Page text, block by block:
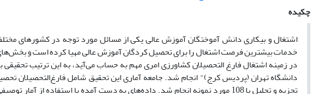
چکیده
اشتغال و بیکاری دانش آموختگان آموزش عالی یکی از مسائل مورد توجه در
خدمات بیشترین فرصت اشتغال را برای تحصیل کردگان آموزش عالی مهیا کرده است و
در زمینه اشتغال فارغ التحصیلان کشاورزی امری مهم به حساب می‌آید، به این ترتیب